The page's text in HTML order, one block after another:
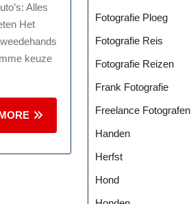
Alles
Het
keuze
READ
MORE
Fotografie Ploeg
Fotografie Reis
Fotografie Reizen
Frank Fotografie
Freelance Fotografen
Handen
Herfst
Hond